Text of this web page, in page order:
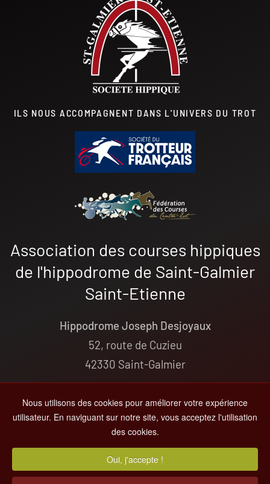
Nous utilisons des cookies pour améliorer votre expérience
utilisateur. En naviguant sur notre site, vous acceptez l'utilisation
des cookies.
Oui, j'accepte !
ILS NOUS ACCOMPAGNENT DANS L'UNIVERS DU TROT
Association des courses hippiques
de l'hippodrome de Saint-Galmier
Saint-Etienne
Hippodrome Joseph Desjoyaux
52, route de Cuzieu
42330 Saint-Galmier
+33(0)4 77 54 04 68
contact@hippodrome-saint-galmier.fr
Hippodrome de St-Galmier
Tous droits réservés -Informations Légales- ParMC&C